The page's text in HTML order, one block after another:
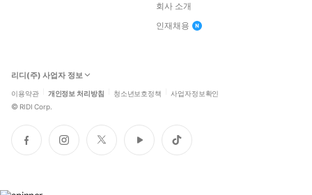
회사 소개
인재채용
리디(주) 사업자 정보
이용약관 개인정보 처리방침 청소년보호정책 사업자정보확인
© RIDI Corp.
페
이
인
스
트
위
유
튜
틱
톡